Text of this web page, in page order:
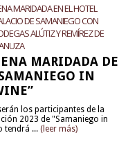
MARIDADA EN EL HOTEL
DE SAMANIEGO CON
ALÚTIZ Y REMÍREZ DE
MARIDADA DE
IN
los participantes de la
2023 de "Samaniego in
tendrá ... (leer más)